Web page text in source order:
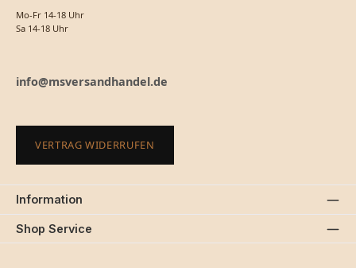
Mo-Fr 14-18 Uhr
Sa 14-18 Uhr
info@msversandhandel.de
VERTRAG WIDERRUFEN
Information
Shop Service